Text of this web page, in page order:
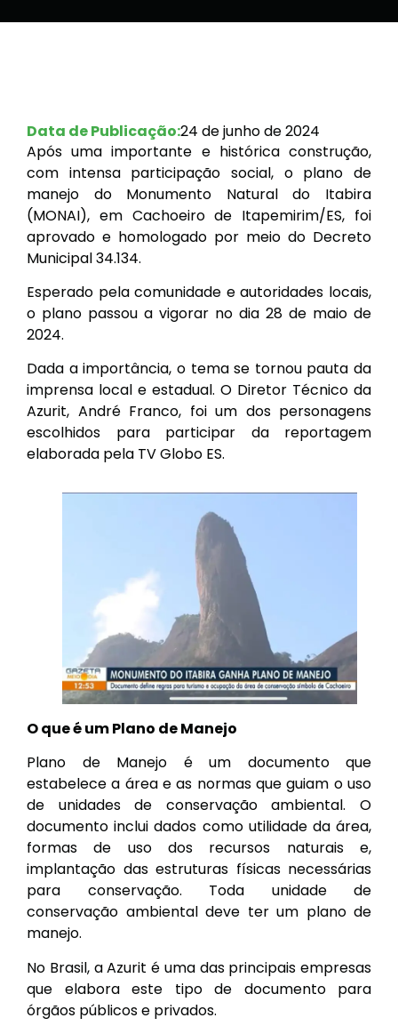
Data de Publicação:24 de junho de 2024
Após uma importante e histórica construção,
com intensa participação social, o plano de
manejo do Monumento Natural do Itabira
(MONAI), em Cachoeiro de Itapemirim/ES, foi
aprovado e homologado por meio do Decreto
Municipal 34.134.
Esperado pela comunidade e autoridades locais,
o plano passou a vigorar no dia 28 de maio de
2024.
Dada a importância, o tema se tornou pauta da
imprensa local e estadual. O Diretor Técnico da
Azurit, André Franco, foi um dos personagens
escolhidos para participar da reportagem
elaborada pela TV Globo ES.
O que é um Plano de Manejo
Plano de Manejo é um documento que
estabelece a área e as normas que guiam o uso
de unidades de conservação ambiental. O
documento inclui dados como utilidade da área,
formas de uso dos recursos naturais e,
implantação das estruturas físicas necessárias
para conservação. Toda unidade de
conservação ambiental deve ter um plano de
manejo.
No Brasil, a Azurit é uma das principais empresas
que elabora este tipo de documento para
órgãos públicos e privados.